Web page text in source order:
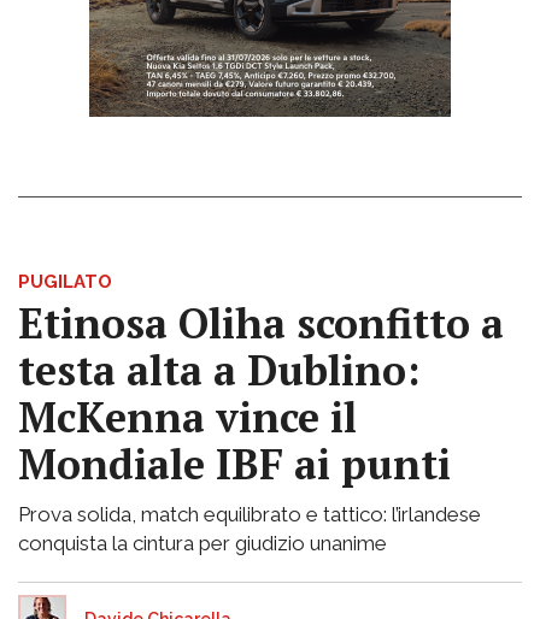
PUGILATO
Etinosa Oliha sconfitto a
testa alta a Dublino:
McKenna vince il
Mondiale IBF ai punti
Prova solida, match equilibrato e tattico: l’irlandese
conquista la cintura per giudizio unanime